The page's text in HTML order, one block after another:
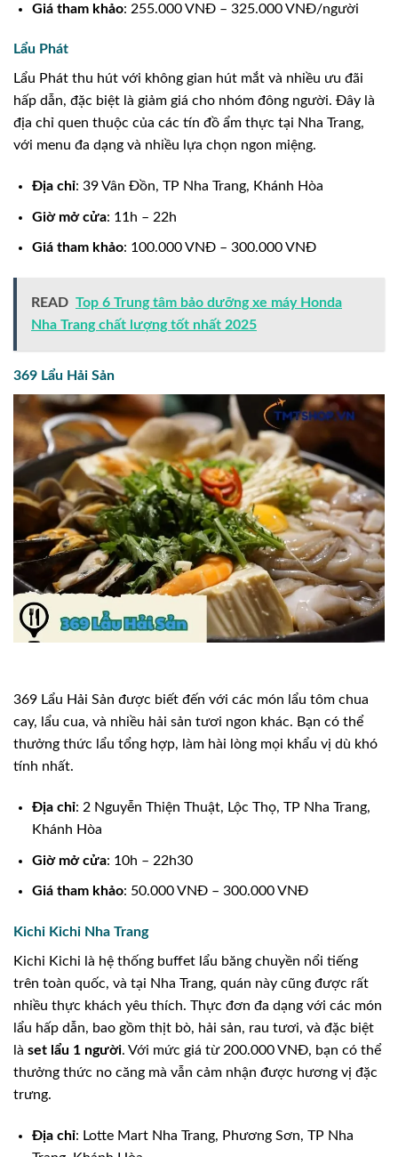
Giá tham khảo: 255.000 VNĐ – 325.000 VNĐ/người
Lẩu Phát
Lẩu Phát thu hút với không gian hút mắt và nhiều ưu đãi
hấp dẫn, đặc biệt là giảm giá cho nhóm đông người. Đây là
địa chỉ quen thuộc của các tín đồ ẩm thực tại Nha Trang,
với menu đa dạng và nhiều lựa chọn ngon miệng.
Địa chỉ: 39 Vân Đồn, TP Nha Trang, Khánh Hòa
Giờ mở cửa: 11h – 22h
Giá tham khảo: 100.000 VNĐ – 300.000 VNĐ
READ Top 6 Trung tâm bảo dưỡng xe máy Honda
Nha Trang chất lượng tốt nhất 2025
369 Lẩu Hải Sản
369 Lẩu Hải Sản được biết đến với các món lẩu tôm chua
cay, lẩu cua, và nhiều hải sản tươi ngon khác. Bạn có thể
thưởng thức lẩu tổng hợp, làm hài lòng mọi khẩu vị dù khó
tính nhất.
Địa chỉ: 2 Nguyễn Thiện Thuật, Lộc Thọ, TP Nha Trang,
Khánh Hòa
Giờ mở cửa: 10h – 22h30
Giá tham khảo: 50.000 VNĐ – 300.000 VNĐ
Kichi Kichi Nha Trang
Kichi Kichi là hệ thống buffet lẩu băng chuyền nổi tiếng
trên toàn quốc, và tại Nha Trang, quán này cũng được rất
nhiều thực khách yêu thích. Thực đơn đa dạng với các món
lẩu hấp dẫn, bao gồm thịt bò, hải sản, rau tươi, và đặc biệt
là set lẩu 1 người. Với mức giá từ 200.000 VNĐ, bạn có thể
thưởng thức no căng mà vẫn cảm nhận được hương vị đặc
trưng.
Địa chỉ: Lotte Mart Nha Trang, Phương Sơn, TP Nha